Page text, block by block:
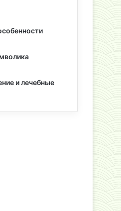
и лечебные